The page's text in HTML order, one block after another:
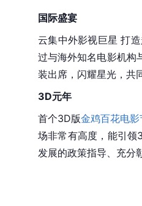
国际盛宴
云集中外影视巨星 打
过与海外知名电影机构
装出席，闪耀星光，共
3D元年
首个3D版金鸡百花电影
场非常有高度，能引
发展的政策指导、充分